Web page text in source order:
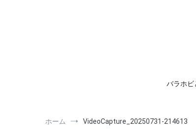
バラホビ
ホーム VideoCapture_20250731-214613